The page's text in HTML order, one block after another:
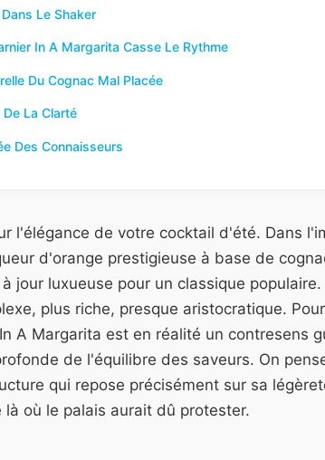
Le Shaker
In A Margarita Casse Le Rythme
Du Cognac Mal Placée
La Clarté
Des Connaisseurs
l'élégance de votre cocktail d'été. Dans
d'orange prestigieuse à base de
jour luxueuse pour un classique
plus riche, presque aristocratique.
A Margarita est en réalité un contresens
de l'équilibre des saveurs. On
qui repose précisément sur sa
là où le palais aurait dû protester.